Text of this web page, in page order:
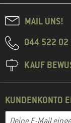
MAIL UNS!
044 522 02
KAUF
KUNDENKONTO
E-Mail-Adresse
Gib hier deine E-